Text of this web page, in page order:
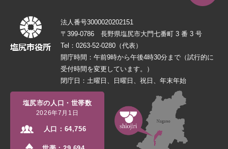
法人番号3000020202151
〒399-0786 長野県塩尻市大門七番町 3 番 3 号
Tel：0263-52-0280（代表）
開庁時間：午前9時から午後4時30分まで（試行的に
受付時間を変更しています。）
閉庁日：土曜日、日曜日、祝日、年末年始
塩尻市の人口・世帯数
2026年7月1日
人口： 64,756